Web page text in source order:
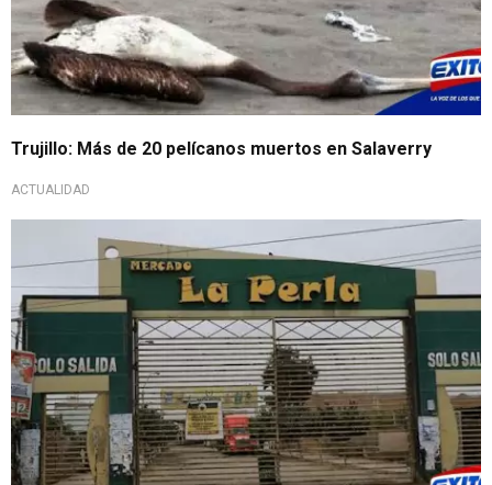
Trujillo: Más de 20 pelícanos muertos en Salaverry
ACTUALIDAD